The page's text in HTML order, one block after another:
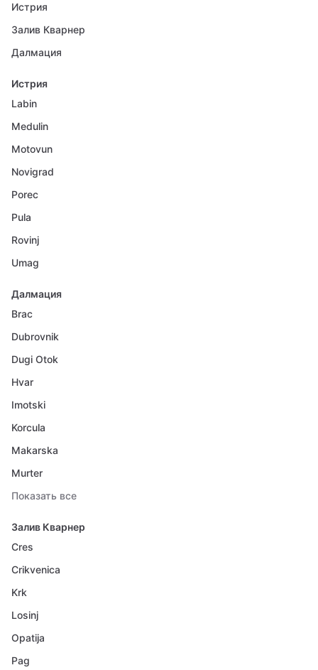
Истрия
Залив Кварнер
Далмация
Истрия
Labin
Medulin
Motovun
Novigrad
Porec
Pula
Rovinj
Umag
Далмация
Brac
Dubrovnik
Dugi Otok
Hvar
Imotski
Korcula
Makarska
Murter
Показать все
Залив Кварнер
Cres
Crikvenica
Krk
Losinj
Opatija
Pag